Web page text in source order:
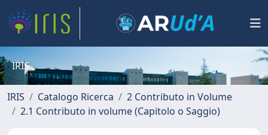
IRIS
IRIS Catalogo Ricerca
2 Contributo in Volume
2.1 Contributo in volume (Capitolo o Saggio)